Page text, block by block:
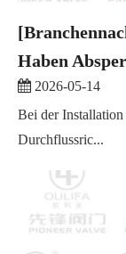
2026-05-14
Bei der
Durchflussric...